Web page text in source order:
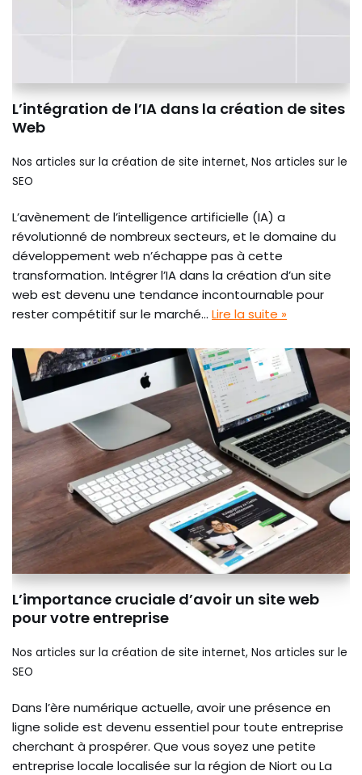
L’intégration de l’IA dans la création de sites
Web
Nos articles sur la création de site internet, Nos articles sur le
SEO
L’avènement de l’intelligence artificielle (IA) a
révolutionné de nombreux secteurs, et le domaine du
développement web n’échappe pas à cette
transformation. Intégrer l’IA dans la création d’un site
web est devenu une tendance incontournable pour
rester compétitif sur le marché… Lire la suite »
L’importance cruciale d’avoir un site web
pour votre entreprise
Nos articles sur la création de site internet, Nos articles sur le
SEO
Dans l’ère numérique actuelle, avoir une présence en
ligne solide est devenu essentiel pour toute entreprise
cherchant à prospérer. Que vous soyez une petite
entreprise locale localisée sur la région de Niort ou La